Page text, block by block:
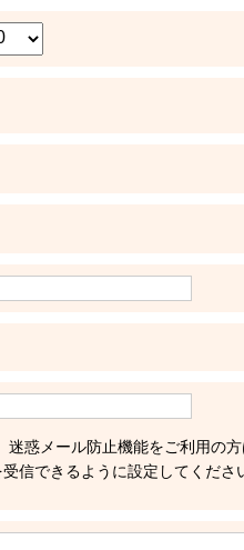
迷惑メール防止機能をご利用の
信できるように設定してくださ